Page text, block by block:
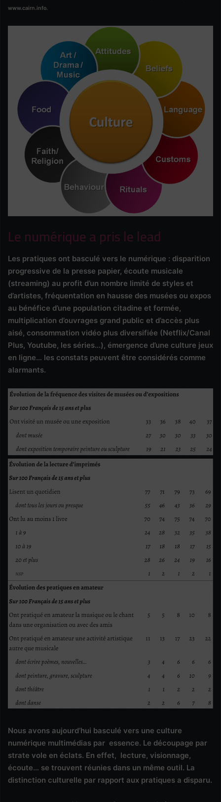
www.cairn.info.
Le numérique a pris le lead
Les pratiques ont basculé vers le numérique : disparition
progressive de la presse papier, écoute musicale
(streaming) au profit d’un nombre limité de styles et
d’artistes, fréquentation en hausse des musées ou expos
au bénéfice d’une population citadine et formée,
multiplication d’ouvrages grand public et d’accès plus
aisé, consommation vidéo plus diversifiée (Netflix/Canal
Plus, Youtube, les séries…), émergence d’une culture jeux
en ligne… les constats peuvent être considérés comme
alarmants.
Nous avons aujourd’hui basculé vers une culture
numérique multimédias par essence. Le découpage par
strate vole en éclats. En effet, lecture, visionnage,
écoute… se trouvent réunies dans un même outil. La
distinction culturelle par rapport aux pratiques a disparu.